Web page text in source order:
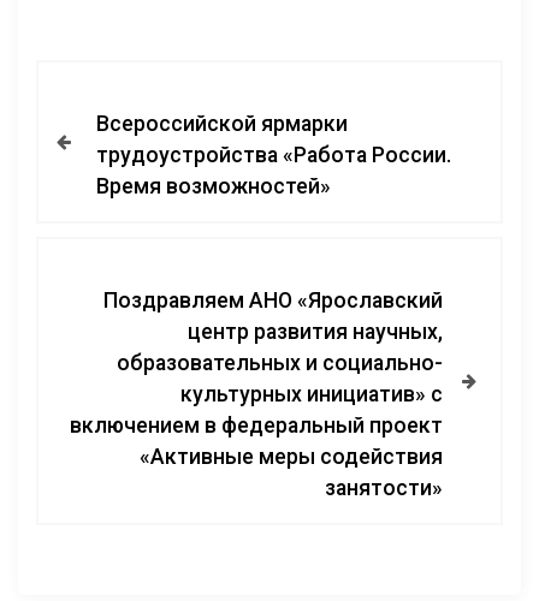
Всероссийской ярмарки
трудоустройства «Работа России.
Время возможностей»
Поздравляем АНО «Ярославский
центр развития научных,
образовательных и социально-
культурных инициатив» с
включением в федеральный проект
«Активные меры содействия
занятости»